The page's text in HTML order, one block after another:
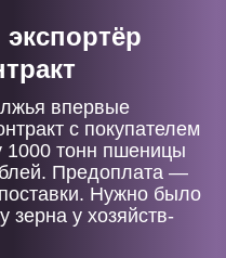
впервые
с покупателем
1000 тонн пшеницы
Предоплата —
Нужно было
зерна у хозяйств-